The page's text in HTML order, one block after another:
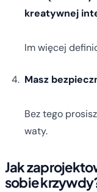
kreatywnej
Im więcej
Masz
Bez tego
waty.
Jak
sobie